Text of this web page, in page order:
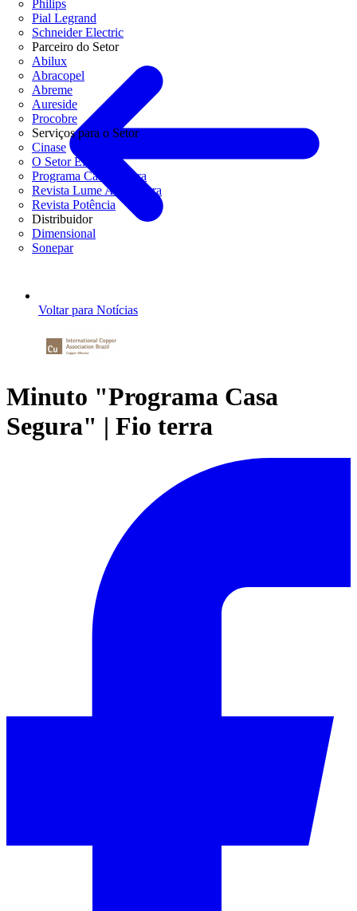
Philips
Pial Legrand
Schneider Electric
Parceiro do Setor
Abilux
Abracopel
Abreme
Aureside
Procobre
Serviços para o Setor
Cinase
O Setor Elétrico
Programa Casa Segura
Revista Lume Arquitetura
Revista Potência
Distribuidor
Dimensional
Sonepar
Voltar para Notícias
Minuto "Programa Casa
Segura" | Fio terra